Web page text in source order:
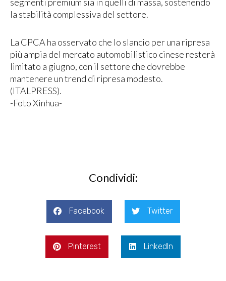
la stabilità complessiva del settore.
La CPCA ha osservato che lo slancio per una ripresa
più ampia del mercato automobilistico cinese resterà
limitato a giugno, con il settore che dovrebbe
mantenere un trend di ripresa modesto.
(ITALPRESS).
-Foto Xinhua-
Condividi:
Facebook Twitter
Pinterest LinkedIn